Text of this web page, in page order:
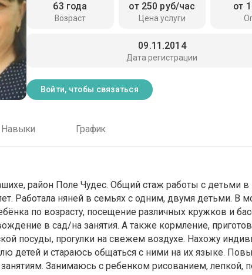
Возраст
63 года
Цена услуги
от 250 руб/час от
Дата регистрации
09.11.2014
Войти, чтобы связаться
Навыки График
район Поле Чудес. Общий стаж работы с детьми
Работала няней в семьях с одним, двумя детьми. В
по возрасту, посещение различных кружков и
в сад/на занятия. А также кормление,
посуды, прогулки на свежем воздухе. Нахожу
детей и стараюсь общаться с ними на их языке.
Занимаюсь с ребенком рисованием, лепкой,